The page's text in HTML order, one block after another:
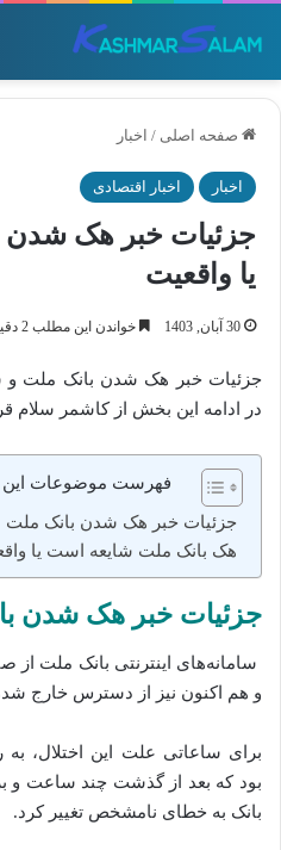
صفحه اصلی / اخبار
اخبار اخبار اقتصادی
جزئیات خبر هک شدن
یا واقعیت
30 آبان, 1403 خواندن این مطلب 2 دقیقه زمان میبرد
جزئیات خبر هک شدن بانک ملت و
در ادامه این بخش از کاشمر سلام
فهرست موضوعات
جزئیات خبر هک شدن بانک ملت
هک بانک ملت شایعه است یا
جزئیات خبر هک شدن
سامانه‌های اینترنتی بانک ملت
و هم اکنون نیز از دسترس خارج
برای ساعاتی علت این اختلال،
بود که بعد از گذشت چند ساعت
بانک به خطای نامشخص تغییر کرد.